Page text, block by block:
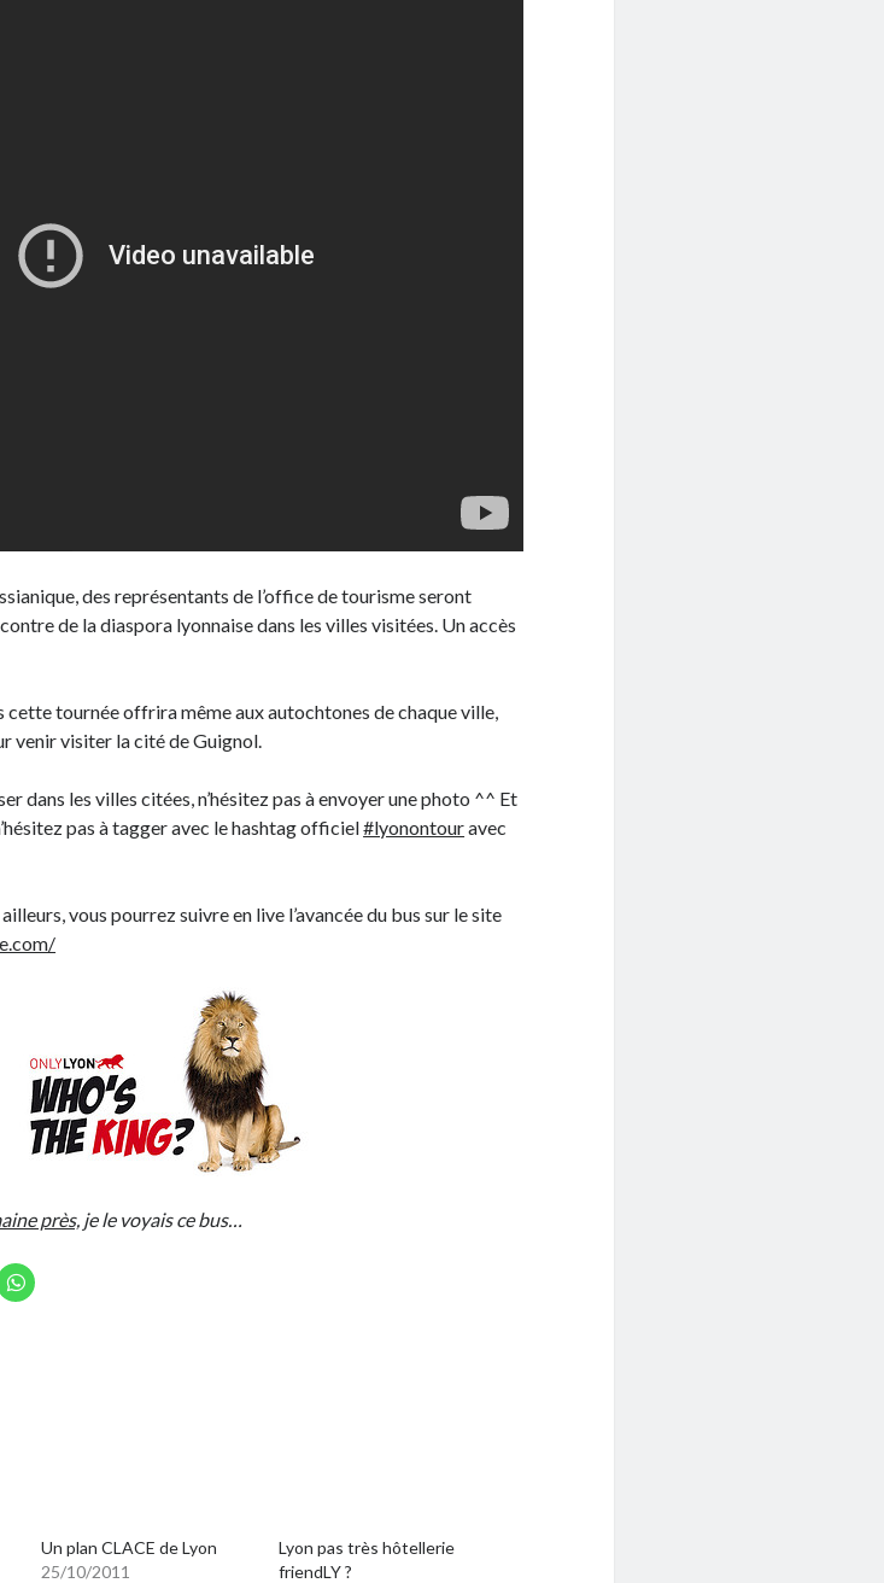
des représentants de l’office de tourisme seront
de la diaspora lyonnaise dans les villes visitées. Un accès
cette tournée offrira même aux autochtones de chaque ville,
venir visiter la cité de Guignol.
dans les villes citées, n’hésitez pas à envoyer une photo ^^ Et
pas à tagger avec le hashtag officiel#lyonontouravec
vous pourrez suivre en live l’avancée du bus sur le site
près, je le voyais ce bus…
Un plan CLACE de Lyon
25/10/2011
Lyon pas très hôtellerie
friendLY ?